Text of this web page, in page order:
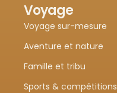
Voyage
Voyage sur-mesure
Aventure et nature
Famille et tribu
Sports & compétitions